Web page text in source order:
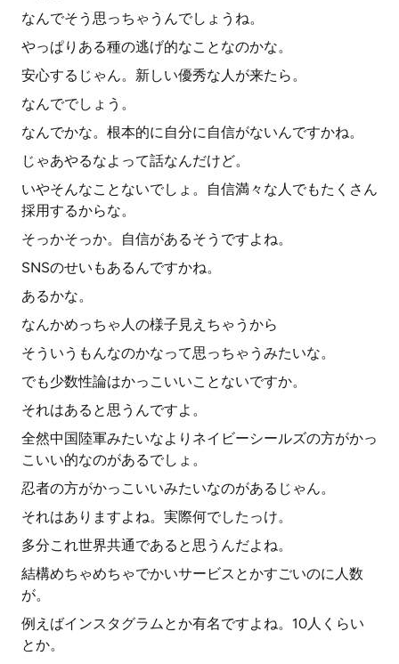
なんでそう思っちゃうんでしょうね。
やっぱりある種の逃げ的なことなのかな。
安心するじゃん。新しい優秀な人が来たら。
なんででしょう。
なんでかな。根本的に自分に自信がないんですかね。
じゃあやるなよって話なんだけど。
いやそんなことないでしょ。自信満々な人でもたくさん
採用するからな。
そっかそっか。自信があるそうですよね。
SNSのせいもあるんですかね。
あるかな。
なんかめっちゃ人の様子見えちゃうから
そういうもんなのかなって思っちゃうみたいな。
でも少数性論はかっこいいことないですか。
それはあると思うんですよ。
全然中国陸軍みたいなよりネイビーシールズの方がかっ
こいい的なのがあるでしょ。
忍者の方がかっこいいみたいなのがあるじゃん。
それはありますよね。実際何でしたっけ。
多分これ世界共通であると思うんだよね。
結構めちゃめちゃでかいサービスとかすごいのに人数
が。
例えばインスタグラムとか有名ですよね。10人くらい
とか。